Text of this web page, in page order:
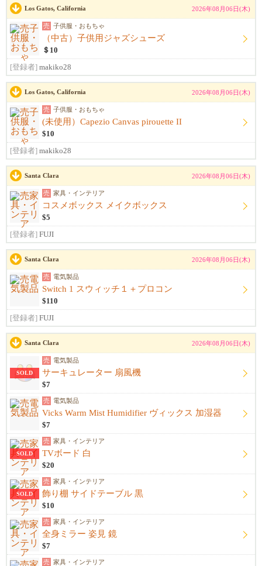
Los Gatos, California 2026年08月06日(木)
売 子供服・おもちゃ
（中古）子供用ジャズシューズ
＄10
[登録者] makiko28
Los Gatos, California 2026年08月06日(木)
売 子供服・おもちゃ
(未使用）Capezio Canvas pirouette II
$10
[登録者] makiko28
Santa Clara 2026年08月06日(木)
売 家具・インテリア
コスメボックス メイクボックス
$5
[登録者] FUJI
Santa Clara 2026年08月06日(木)
売 電気製品
Switch 1 スウィッチ１＋プロコン
$110
[登録者] FUJI
Santa Clara 2026年08月06日(木)
SOLD
売 電気製品
サーキュレーター 扇風機
$7
売 電気製品
Vicks Warm Mist Humidifier ヴィックス 加湿器
$7
SOLD
売 家具・インテリア
TVボード 白
$20
SOLD
売 家具・インテリア
飾り棚 サイドテーブル 黒
$10
売 家具・インテリア
全身ミラー 姿見 鏡
$7
売 家具・インテリア